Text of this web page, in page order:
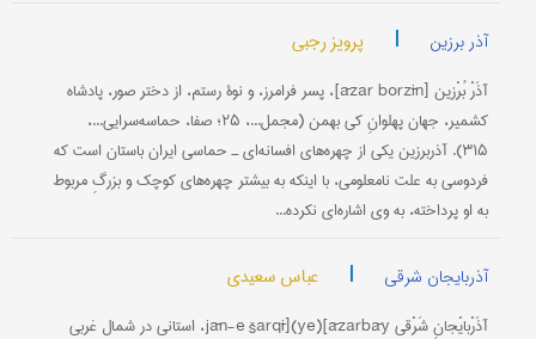
آذر برزین | پرویز رجبی
آذَرْ بُرْزین [āzar borzīn]، پسر فرامرز، و نوۀ رستم، از دختر صور، پادشاه
کشمیر، جهان پهلوانِ کی بهمن (مجمل...، ۲۵؛ صفا، حماسه‌سرایی...،
۳۱۵). آذربرزین یکی از چهره‌های افسانه‌ای ـ حماسی ایران باستان است که
فردوسی به علت نامعلومی، با اینکه به بیشتر چهره‌های کوچک و بزرگِ مربوط
به او پرداخته، به وی اشاره‌ای نکرده...
آذربایجان شرقی | عباس سعیدی
آذَرْبایْجانِ شَرْقی jān-e šarqī](ye)[āzarbāy، استانی در شمال غربی